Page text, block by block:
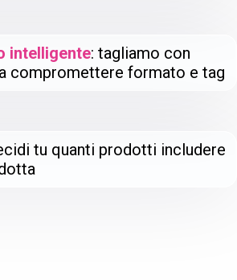
intelligente: tagliamo con
compromettere formato e tag
tu quanti prodotti includere